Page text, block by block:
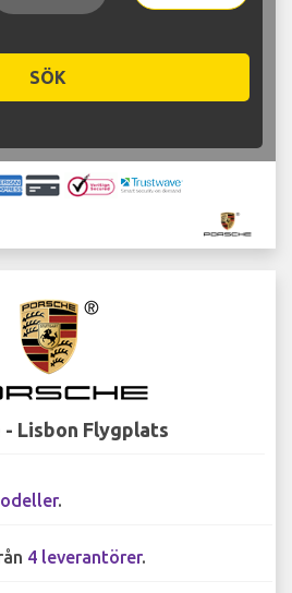
SÖK
- Lisbon Flygplats
.
4 leverantörer.